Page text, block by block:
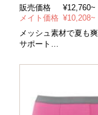
販売価格
¥12,760~
メイト価格 ¥10,208~
メッシュ素材で夏も
サポート
コントロールパワー/